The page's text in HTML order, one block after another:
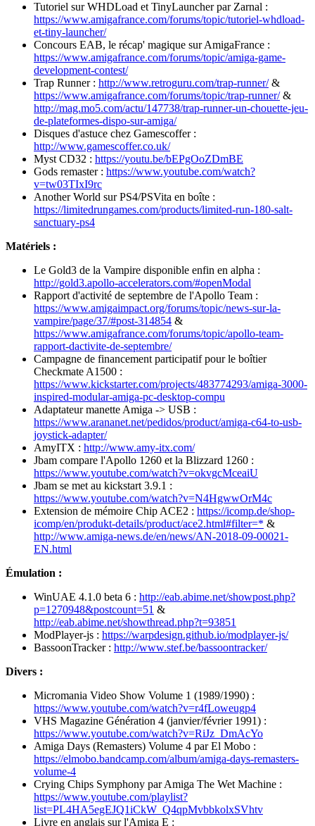
Tutoriel sur WHDLoad et TinyLauncher par Zarnal :
https://www.amigafrance.com/forums/topic/tutoriel-whdload-
et-tiny-launcher/
Concours EAB, le récap' magique sur AmigaFrance :
https://www.amigafrance.com/forums/topic/amiga-game-
development-contest/
Trap Runner : http://www.retroguru.com/trap-runner/&
https://www.amigafrance.com/forums/topic/trap-runner/&
http://mag.mo5.com/actu/147738/trap-runner-un-chouette-jeu-
de-plateformes-dispo-sur-amiga/
Disques d'astuce chez Gamescoffer :
http://www.gamescoffer.co.uk/
Myst CD32 : https://youtu.be/bEPgOoZDmBE
Gods remaster : https://www.youtube.com/watch?
v=tw03TIxI9rc
Another World sur PS4/PSVita en boîte :
https://limitedrungames.com/products/limited-run-180-salt-
sanctuary-ps4
Matériels :
Le Gold3 de la Vampire disponible enfin en alpha :
http://gold3.apollo-accelerators.com/#openModal
Rapport d'activité de septembre de l'Apollo Team :
https://www.amigaimpact.org/forums/topic/news-sur-la-
vampire/page/37/#post-314854 &
https://www.amigafrance.com/forums/topic/apollo-team-
rapport-dactivite-de-septembre/
Campagne de financement participatif pour le boîtier
Checkmate A1500 :
https://www.kickstarter.com/projects/483774293/amiga-3000-
inspired-modular-amiga-pc-desktop-compu
Adaptateur manette Amiga -> USB :
https://www.arananet.net/pedidos/product/amiga-c64-to-usb-
joystick-adapter/
AmyITX : http://www.amy-itx.com/
Jbam compare l'Apollo 1260 et la Blizzard 1260 :
https://www.youtube.com/watch?v=okvgcMceaiU
Jbam se met au kickstart 3.9.1 :
https://www.youtube.com/watch?v=N4HgwwOrM4c
Extension de mémoire Chip ACE2 : https://icomp.de/shop-
icomp/en/produkt-details/product/ace2.html#filter=* &
http://www.amiga-news.de/en/news/AN-2018-09-00021-
EN.html
Émulation :
WinUAE 4.1.0 beta 6 : http://eab.abime.net/showpost.php?
p=1270948&postcount=51 &
http://eab.abime.net/showthread.php?t=93851
ModPlayer-js : https://warpdesign.github.io/modplayer-js/
BassoonTracker : http://www.stef.be/bassoontracker/
Divers :
Micromania Video Show Volume 1 (1989/1990) :
https://www.youtube.com/watch?v=r4fLoweugp4
VHS Magazine Génération 4 (janvier/février 1991) :
https://www.youtube.com/watch?v=RiJz_DmAcYo
Amiga Days (Remasters) Volume 4 par El Mobo :
https://elmobo.bandcamp.com/album/amiga-days-remasters-
volume-4
Crying Chips Symphony par Amiga The Wet Machine :
https://www.youtube.com/playlist?
list=PL4HA5egEJQ1iCkW_Q4qpMvbbkolxSVhtv
Livre en anglais sur l'Amiga E :